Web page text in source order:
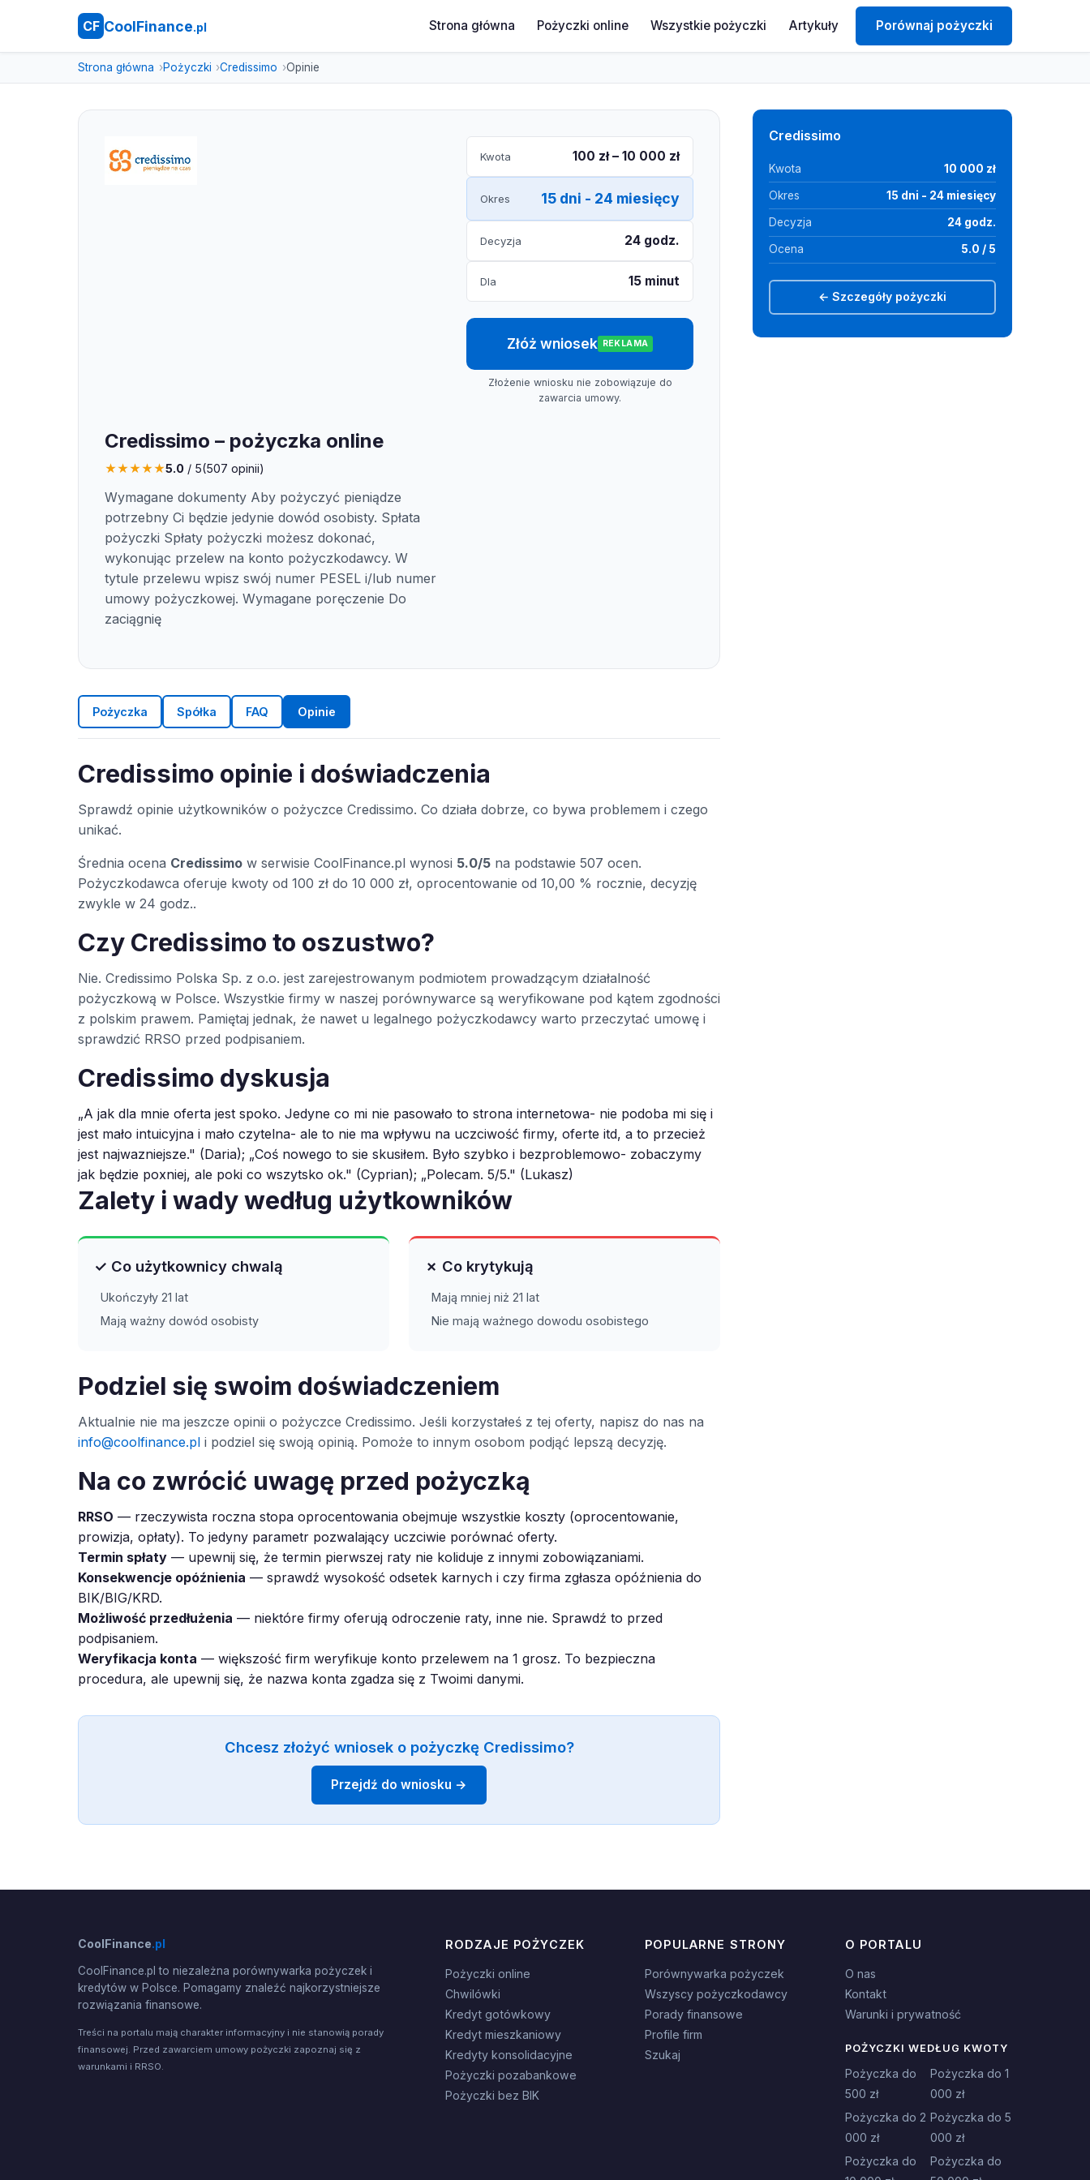
CF CoolFinance.pl Strona główna Pożyczki online Wszystkie pożyczki Artykuły Porównaj pożyczki
Strona główna Pożyczki Credissimo Opinie
Credissimo – pożyczka online
★★★★★5.0 / 5(507 opinii)
Wymagane dokumenty Aby pożyczyć pieniądze
potrzebny Ci będzie jedynie dowód osobisty. Spłata
pożyczki Spłaty pożyczki możesz dokonać,
wykonując przelew na konto pożyczkodawcy. W
tytule przelewu wpisz swój numer PESEL i/lub numer
umowy pożyczkowej. Wymagane poręczenie Do
zaciągnię
Kwota 100 zł – 10 000 zł
Okres 15 dni - 24 miesięcy
Decyzja 24 godz.
Dla 15 minut
Złóż wniosek REKLAMA
Złożenie wniosku nie zobowiązuje do
zawarcia umowy.
Pożyczka Spółka FAQ Opinie
Credissimo opinie i doświadczenia
Sprawdź opinie użytkowników o pożyczce Credissimo. Co działa dobrze, co bywa problemem i czego
unikać.
Średnia ocena Credissimo w serwisie CoolFinance.pl wynosi 5.0/5 na podstawie 507 ocen.
Pożyczkodawca oferuje kwoty od 100 zł do 10 000 zł, oprocentowanie od 10,00 % rocznie, decyzję
zwykle w 24 godz..
Czy Credissimo to oszustwo?
Nie. Credissimo Polska Sp. z o.o. jest zarejestrowanym podmiotem prowadzącym działalność
pożyczkową w Polsce. Wszystkie firmy w naszej porównywarce są weryfikowane pod kątem zgodności
z polskim prawem. Pamiętaj jednak, że nawet u legalnego pożyczkodawcy warto przeczytać umowę i
sprawdzić RRSO przed podpisaniem.
Credissimo dyskusja
„A jak dla mnie oferta jest spoko. Jedyne co mi nie pasowało to strona internetowa- nie podoba mi się i
jest mało intuicyjna i mało czytelna- ale to nie ma wpływu na uczciwość firmy, oferte itd, a to przecież
jest najwazniejsze." (Daria); „Coś nowego to sie skusiłem. Było szybko i bezproblemowo- zobaczymy
jak będzie poxniej, ale poki co wszytsko ok." (Cyprian); „Polecam. 5/5." (Lukasz)
Zalety i wady według użytkowników
✓ Co użytkownicy chwalą
Ukończyły 21 lat
Mają ważny dowód osobisty
✗ Co krytykują
Mają mniej niż 21 lat
Nie mają ważnego dowodu osobistego
Podziel się swoim doświadczeniem
Aktualnie nie ma jeszcze opinii o pożyczce Credissimo. Jeśli korzystałeś z tej oferty, napisz do nas na
info@coolfinance.pl i podziel się swoją opinią. Pomoże to innym osobom podjąć lepszą decyzję.
Na co zwrócić uwagę przed pożyczką
RRSO — rzeczywista roczna stopa oprocentowania obejmuje wszystkie koszty (oprocentowanie,
prowizja, opłaty). To jedyny parametr pozwalający uczciwie porównać oferty.
Termin spłaty — upewnij się, że termin pierwszej raty nie koliduje z innymi zobowiązaniami.
Konsekwencje opóźnienia — sprawdź wysokość odsetek karnych i czy firma zgłasza opóźnienia do
BIK/BIG/KRD.
Możliwość przedłużenia — niektóre firmy oferują odroczenie raty, inne nie. Sprawdź to przed
podpisaniem.
Weryfikacja konta — większość firm weryfikuje konto przelewem na 1 grosz. To bezpieczna
procedura, ale upewnij się, że nazwa konta zgadza się z Twoimi danymi.
Chcesz złożyć wniosek o pożyczkę Credissimo?
Przejdź do wniosku →
Credissimo
Kwota 10 000 zł
Okres 15 dni - 24 miesięcy
Decyzja 24 godz.
Ocena 5.0 / 5
← Szczegóły pożyczki
CoolFinance.pl
CoolFinance.pl to niezależna porównywarka pożyczek i
kredytów w Polsce. Pomagamy znaleźć najkorzystniejsze
rozwiązania finansowe.
Treści na portalu mają charakter informacyjny i nie stanowią porady
finansowej. Przed zawarciem umowy pożyczki zapoznaj się z
warunkami i RRSO.
RODZAJE POŻYCZEK
Pożyczki online
Chwilówki
Kredyt gotówkowy
Kredyt mieszkaniowy
Kredyty konsolidacyjne
Pożyczki pozabankowe
Pożyczki bez BIK
POPULARNE STRONY
Porównywarka pożyczek
Wszyscy pożyczkodawcy
Porady finansowe
Profile firm
Szukaj
O PORTALU
O nas
Kontakt
Warunki i prywatność
POŻYCZKI WEDŁUG KWOTY
Pożyczka do
500 zł
Pożyczka do 1
000 zł
Pożyczka do 2
000 zł
Pożyczka do 5
000 zł
Pożyczka do
Pożyczka do